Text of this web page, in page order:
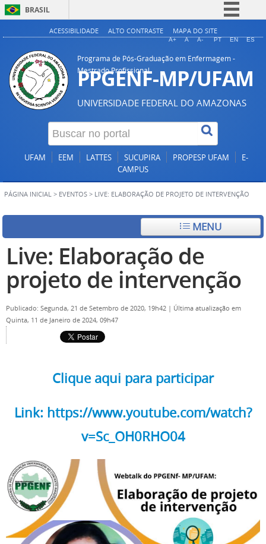
BRASIL
Simplifique!
Acesso à informação
Legislação
Canais
ACESSIBILIDADE ALTO CONTRASTE MAPA DO SITE
A+ A A- PT EN ES
Programa de Pós-Graduação em Enfermagem -
Mestrado Profissional
PPGENF-MP/UFAM
UNIVERSIDADE FEDERAL DO AMAZONAS
UFAM EEM LATTES SUCUPIRA PROPESP UFAM
E-
CAMPUS
PÁGINA INICIAL > EVENTOS > LIVE: ELABORAÇÃO DE PROJETO DE INTERVENÇÃO
MENU
Live: Elaboração de
projeto de intervenção
Publicado: Segunda, 21 de Setembro de 2020, 19h42 | Última atualização em
Quinta, 11 de Janeiro de 2024, 09h47
Clique aqui para participar
Link: https://www.youtube.com/watch?
v=Sc_OH0RHO04